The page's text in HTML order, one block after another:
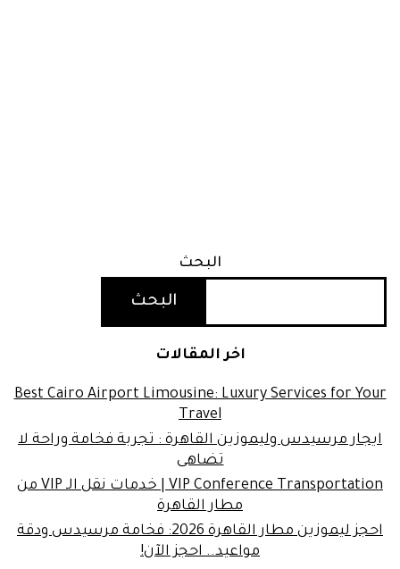
البحث
البحث
اخر المقالات
Best Cairo Airport Limousine: Luxury Services for Your
Travel
ايجار مرسيدس وليموزين القاهرة : تجربة فخامة وراحة لا
تضاهى
VIP Conference Transportation | خدمات نقل الـ VIP من
مطار القاهرة
احجز ليموزين مطار القاهرة 2026: فخامة مرسيدس ودقة
مواعيد.. احجز الآن!